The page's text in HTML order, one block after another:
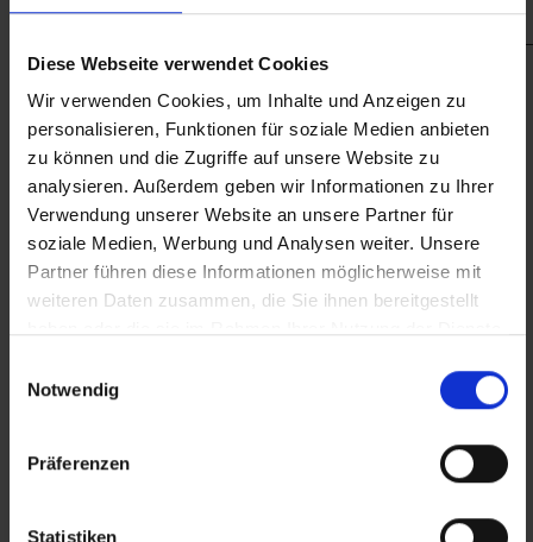
Diese Webseite verwendet Cookies
Wir verwenden Cookies, um Inhalte und Anzeigen zu
personalisieren, Funktionen für soziale Medien anbieten
zu können und die Zugriffe auf unsere Website zu
analysieren. Außerdem geben wir Informationen zu Ihrer
Verwendung unserer Website an unsere Partner für
soziale Medien, Werbung und Analysen weiter. Unsere
Partner führen diese Informationen möglicherweise mit
weiteren Daten zusammen, die Sie ihnen bereitgestellt
Notwendig
Präferenzen
Statistiken